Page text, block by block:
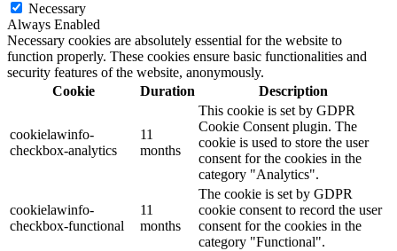
Necessary
Always Enabled
Necessary cookies are absolutely essential for the website to
function properly. These cookies ensure basic functionalities and
security features of the website, anonymously.
Cookie
Duration Description
cookielawinfo-
checkbox-analytics
11
months
This cookie is set by GDPR
Cookie Consent plugin. The
cookie is used to store the user
consent for the cookies in the
category "Analytics".
cookielawinfo-
checkbox-functional
11
months
The cookie is set by GDPR
cookie consent to record the user
consent for the cookies in the
category "Functional".